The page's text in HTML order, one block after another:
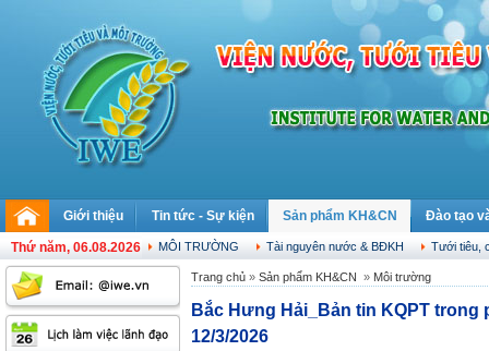
Giới thiệu Tin tức - Sự kiện Sản phẩm KH&CN Đào tạo
MÔI TRƯỜNG Tài nguyên nước & BĐKH Tưới tiêu,
Thứ năm, 06.08.2026
Trang chủ » Sản phẩm KH&CN » Môi trường
Bắc Hưng Hải_Bản tin KQPT
12/3/2026